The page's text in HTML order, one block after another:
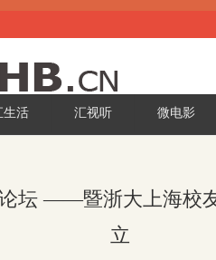
生活 汇视听 微电影
坛 ——暨浙大上海校
立